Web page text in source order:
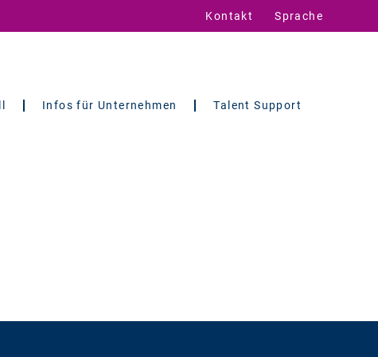
Kontakt Sprache
Infos für Unternehmen Talent Support